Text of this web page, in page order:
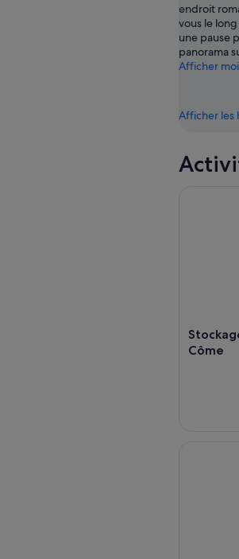
-
16
août
endroit
vous le
une pause
panorama
Afficher
Afficher les
Côme